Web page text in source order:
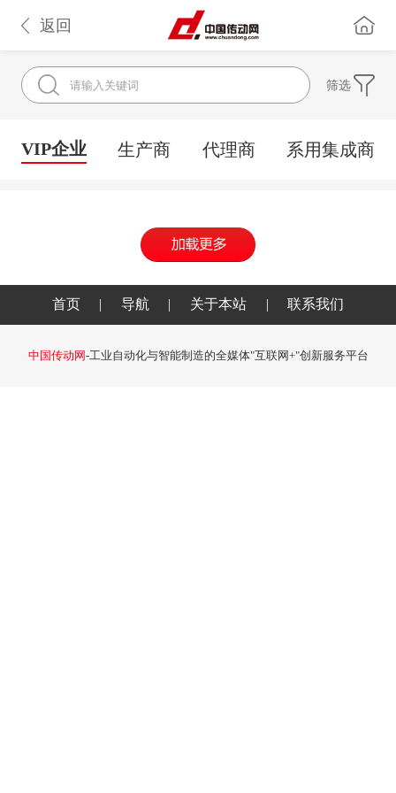
返回
筛选
VIP企业 生产商 代理商 系用集成商
首页 | 导航 | 关于本站 | 联系我们
中国传动网-工业自动化与智能制造的全媒体"互联网+"创新服务平台